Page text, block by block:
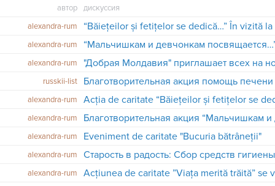
автор
дискуссия
alexandra-rum
“Băiețeilor și fetițelor se dedică…” În vizită
alexandra-rum
alexandra-rum
"Добрая Молдавия" приглашает всех на
russkii-list Благотворительная акция помощь
alexandra-rum
alexandra-rum
alexandra-rum
Eveniment de caritate "Bucuria bătrâneții"
alexandra-rum Старость в радость: Сбор средств
alexandra-rum